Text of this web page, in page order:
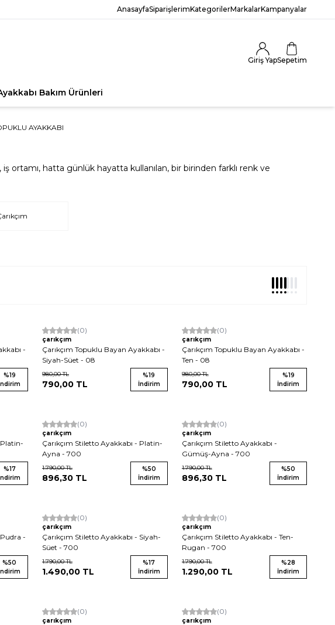
AnasayfaSiparişlerimKategorilerMarkalarKampanyalar
Giriş YapSepetim
Bakım Ürünleri
AYAKKABI
ortamı, hatta günlük hayatta kullanılan, bir birinden farklı renk ve
-
%19
Yeni (0)
çarıkçım
Çarıkçım Topuklu Bayan Ayakkabı -
Siyah-Süet - 08
980,00TL
790,00 TL
%19
İndirim
Yeni (0)
çarıkçım
Çarıkçım Topuklu Bayan Ayakkabı -
Ten - 08
980,00TL
790,00TL
%19
İndirim
Platin-
%17
Yeni (0)
çarıkçım
Çarıkçım Stiletto Ayakkabı - Platin-
Ayna - 700
1.790,00TL
896,30 TL
%50
İndirim
Yeni (0)
çarıkçım
Çarıkçım Stiletto Ayakkabı -
Gümüş-Ayna - 700
1.790,00TL
896,30TL
%50
İndirim
-
%50
Yeni (0)
çarıkçım
Çarıkçım Stiletto Ayakkabı - Siyah-
Süet - 700
1.790,00TL
1.490,00 TL
%17
İndirim
Yeni (0)
çarıkçım
Çarıkçım Stiletto Ayakkabı - Ten-
Rugan - 700
1.790,00TL
1.290,00TL
%28
İndirim
Yeni (0)
çarıkçım
Yeni (0)
çarıkçım